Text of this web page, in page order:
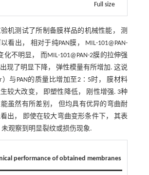
Full size
机测试了所制备膜样品的机械性能， 测
看出， 相对于纯PAN膜， MIL-101@PAN-
化不明显， 而MIL-101@PAN-2膜的拉伸强
现了明显下降， 弹性模量有所增加. 这说
）与PAN的质量比增加至2∶5时， 膜材料
较大改变， 即塑性降低， 刚性增强. 3种
虽然有所差别， 但均具有优异的弯曲耐
看出， 即使在较大弯曲变形条件下， 其表
观察到明显裂纹或损伤现象.
performance of obtained membranes